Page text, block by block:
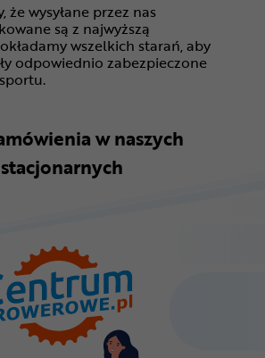
że wysyłane przez nas
są z najwyższą
wszelkich starań, aby
odpowiednio zabezpieczone
w naszych